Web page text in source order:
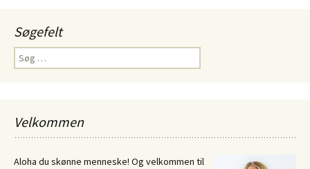
Søgefelt
Søg
efter:
Velkommen
Aloha du skønne menneske! Og velkommen til